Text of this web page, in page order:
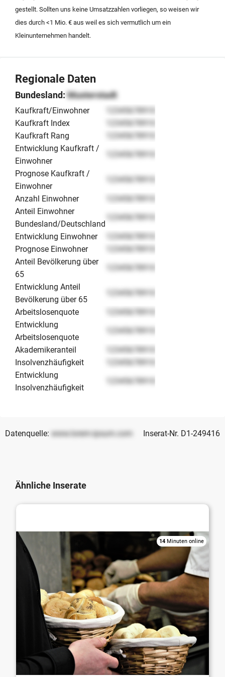
gestellt. Sollten uns keine Umsatzzahlen vorliegen, so weisen wir
dies durch <1 Mio. € aus weil es sich vermutlich um ein
Kleinunternehmen handelt.
Regionale Daten
Bundesland:Musterstadt
Kaufkraft/Einwohner
12345678910
Kaufkraft Index
12345678910
Kaufkraft Rang
12345678910
Entwicklung Kaufkraft /
Einwohner
12345678910
Prognose Kaufkraft /
Einwohner
12345678910
Anzahl Einwohner
12345678910
Anteil Einwohner
Bundesland/Deutschland
12345678910
Entwicklung Einwohner
12345678910
Prognose Einwohner
12345678910
Anteil Bevölkerung über
65
12345678910
Entwicklung Anteil
Bevölkerung über 65
12345678910
Arbeitslosenquote
12345678910
Entwicklung
Arbeitslosenquote
12345678910
Akademikeranteil
12345678910
Insolvenzhäufigkeit
12345678910
Entwicklung
Insolvenzhäufigkeit
12345678910
Datenquelle: www.lorem-ipsum.com Inserat-Nr. D1-249416
Ähnliche Inserate
14 Minuten online